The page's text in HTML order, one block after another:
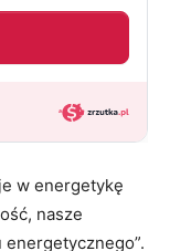
w energetykę
nasze